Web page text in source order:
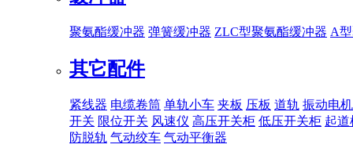
聚氨酯缓冲器 弹簧缓冲器 ZLC型聚氨酯缓冲器 A
其它配件
紧线器 电缆卷筒 单轨小车 夹板 压板 道轨 振动电机
开关 限位开关 风速仪 高压开关柜 低压开关柜 起道
防脱轨 气动绞车 气动平衡器